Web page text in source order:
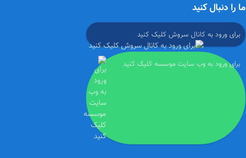
ما را دنبال کنید
برای ورود به کانال سروش کلیک کنید
برای ورود به وب سایت موسسه کلیک کنید